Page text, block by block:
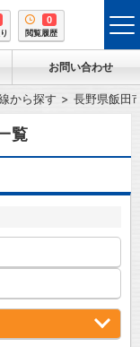
0
閲覧履歴
お問い合わせ
から探す 長野県飯田
覧